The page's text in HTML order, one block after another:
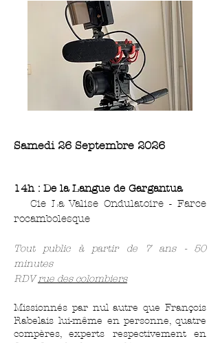
Samedi 26 Septembre 2026
14h : De la Langue de Gargantua
Cie La Valise Ondulatoire - Farce
rocambolesque
Tout public à partir de 7 ans - 50
minutes
RDVrue des colombiers
Missionnés par nul autre que François
Rabelais lui-même en personne, quatre
compères, experts respectivement en